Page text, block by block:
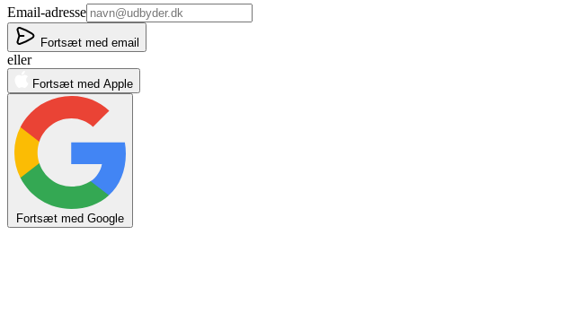
If
you
are
a
human,
ignore
field
Email-adresse
Fortsæt med email
eller
Fortsæt med Apple
Fortsæt med Google